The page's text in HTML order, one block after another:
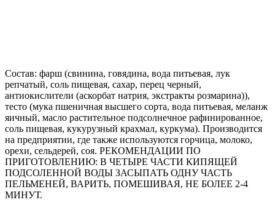
Состав: фарш (свинина, говядина, вода питьевая, лук
репчатый, соль пищевая, сахар, перец черный,
антиокислители (аскорбат натрия, экстракты розмарина)),
тесто (мука пшеничная высшего сорта, вода питьевая, меланж
яичный, масло растительное подсолнечное рафинированное,
соль пищевая, кукурузный крахмал, куркума). Производится
на предприятии, где также используются горчица, молоко,
орехи, сельдерей, соя. РЕКОМЕНДАЦИИ ПО
ПРИГОТОВЛЕНИЮ: В ЧЕТЫРЕ ЧАСТИ КИПЯЩЕЙ
ПОДСОЛЕННОЙ ВОДЫ ЗАСЫПАТЬ ОДНУ ЧАСТЬ
ПЕЛЬМЕНЕЙ, ВАРИТЬ, ПОМЕШИВАЯ, НЕ БОЛЕЕ 2-4
МИНУТ.